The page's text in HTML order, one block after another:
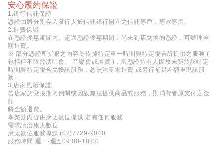
安心履約保證
1.銀行信託保證
憑證由將分別存入發行人於信託銀行開立之信託專戶，專款專用。
2.退費保證
在憑證優惠期間內、超過憑證優惠期間：尚未到店兌換的憑證，可辦理全
額退費。
※ 部分憑證所指稱之內容為依據特定單一時間與特定場合所提供之服務 (
包括但不限於演唱會、 音樂會或展覽 )，當憑證持有人因故未能於該特定
時間與特定場合兌換該服務，恕無法要求退費 或另行補足差額重現該服
務。
3.店家風險保證
若店家於兌換期內倒閉或因故無法提供商品或服務，則消費者原支付之金
額
將全額退費。
享樂券內容由康太數位提供,若有任何服務
需求請洽康太數位
康太數位服務專線:(02)7729-9040
服務時間:週一-週五09:00-18:00